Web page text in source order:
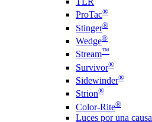
ProTac®
Stinger®
Wedge®
Stream™
Survivor®
Sidewinder®
Strion®
Color-Rite®
Luces por una causa